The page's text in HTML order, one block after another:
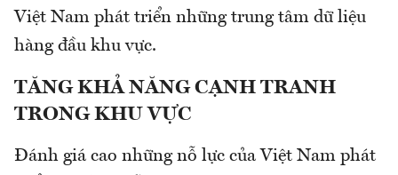
Việt Nam phát triển những trung tâm dữ liệu
hàng đầu khu vực.
TĂNG KHẢ NĂNG CẠNH TRANH
TRONG KHU VỰC
Đánh giá cao những nỗ lực của Việt Nam phát